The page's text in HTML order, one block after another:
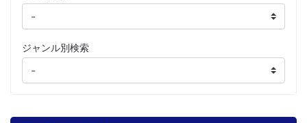
ジャンル別検索